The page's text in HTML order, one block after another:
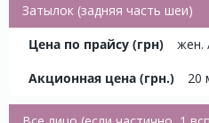
Затылок (задняя часть шеи)
жен.
20